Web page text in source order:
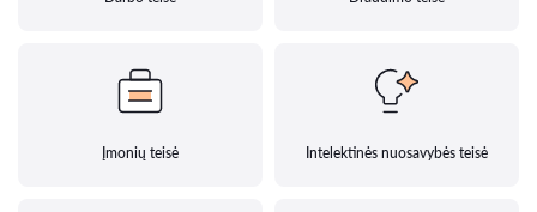
Įmonių teisė Intelektinės nuosavybės teisė